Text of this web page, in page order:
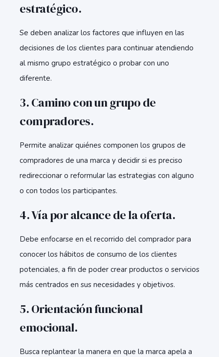
estratégico.
Se deben analizar los factores que influyen en las
decisiones de los clientes para continuar atendiendo
al mismo grupo estratégico o probar con uno
diferente.
3. Camino con un grupo de
compradores.
Permite analizar quiénes componen los grupos de
compradores de una marca y decidir si es preciso
redireccionar o reformular las estrategias con alguno
o con todos los participantes.
4. Vía por alcance de la oferta.
Debe enfocarse en el recorrido del comprador para
conocer los hábitos de consumo de los clientes
potenciales, a fin de poder crear productos o servicios
más centrados en sus necesidades y objetivos.
5. Orientación funcional
emocional.
Busca replantear la manera en que la marca apela a